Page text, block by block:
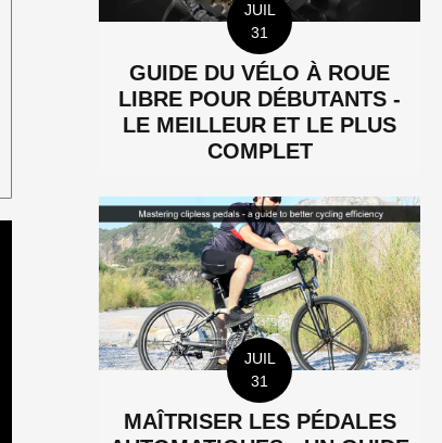
JUIL
31
GUIDE DU VÉLO À ROUE
LIBRE POUR DÉBUTANTS -
LE MEILLEUR ET LE PLUS
COMPLET
JUIL
31
MAÎTRISER LES PÉDALES